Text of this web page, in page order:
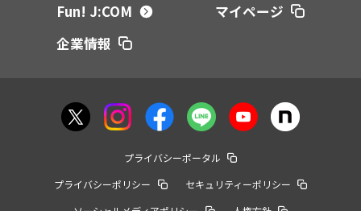
Fun! J:COM
マイページ
企業情報
プライバシーポータル
プライバシーポリシー
セキュリティーポリシー